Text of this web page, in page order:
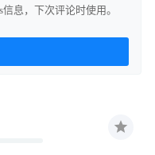
息，下次评论时使用。